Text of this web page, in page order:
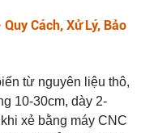
Cách, Xử Lý, Bảo
từ nguyên liệu thô,
10-30cm, dày 2-
xẻ bằng máy CNC